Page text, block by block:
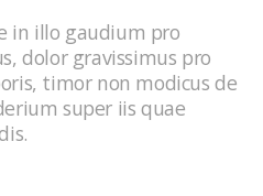
in illo gaudium pro
dolor gravissimus pro
timor non modicus de
super iis quae